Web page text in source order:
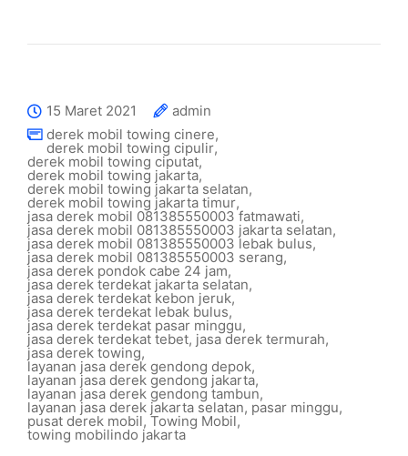
15 Maret 2021
admin
derek mobil towing cinere,
derek mobil towing cipulir,
derek mobil towing ciputat,
derek mobil towing jakarta,
derek mobil towing jakarta selatan,
derek mobil towing jakarta timur,
jasa derek mobil 081385550003 fatmawati,
jasa derek mobil 081385550003 jakarta selatan,
jasa derek mobil 081385550003 lebak bulus,
jasa derek mobil 081385550003 serang,
jasa derek pondok cabe 24 jam,
jasa derek terdekat jakarta selatan,
jasa derek terdekat kebon jeruk,
jasa derek terdekat lebak bulus,
jasa derek terdekat pasar minggu,
jasa derek terdekat tebet, jasa derek termurah,
jasa derek towing,
layanan jasa derek gendong depok,
layanan jasa derek gendong jakarta,
layanan jasa derek gendong tambun,
layanan jasa derek jakarta selatan, pasar minggu,
pusat derek mobil,Towing Mobil,
towing mobilindo jakarta